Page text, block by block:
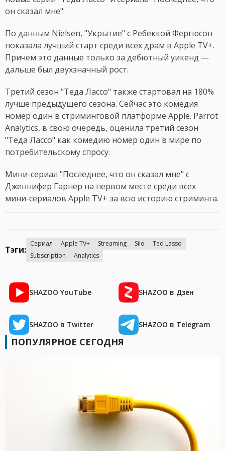
он сказал мне".
По данным Nielsen, "Укрытие" с Ребеккой Фергюсон
показала лучший старт среди всех драм в Apple TV+.
Причем это данные только за дебютный уикенд —
дальше был двухзначный рост.
Третий сезон "Теда Лассо" также стартовал на 180%
лучше предыдущего сезона. Сейчас это комедия
номер один в стриминговой платформе Apple. Parrot
Analytics, в свою очередь, оценила третий сезон
"Теда Лассо" как комедию номер один в мире по
потребительскому спросу.
Мини-сериал "Последнее, что он сказал мне" с
Дженнифер Гарнер на первом месте среди всех
мини-сериалов Apple TV+ за всю историю стриминга.
Тэги:
Сериал Apple TV+ Streaming Silo
Ted Lasso
Subscription
Analytics
SHAZOO YouTube SHAZOO в Дзен
SHAZOO в Twitter SHAZOO в Telegram
ПОПУЛЯРНОЕ СЕГОДНЯ